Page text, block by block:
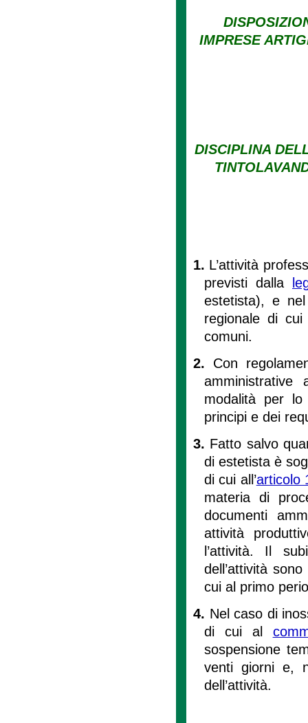
IMPRESE
DISCIPLINA
1. L’attività
previsti dalla
estetista), e
regionale di
comuni.
2. Con
modalità per lo
principi e dei
3. Fatto salvo
di estetista è
di cui all’articolo
materia di
documenti
attività
l’attività. Il
dell’attività
cui al primo
4. Nel caso di
di cui al
sospensione
venti giorni e,
dell’attività.